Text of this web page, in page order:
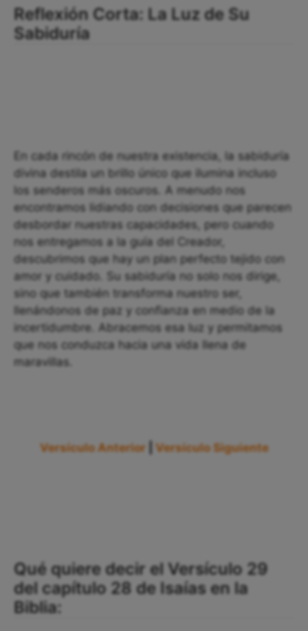
Reflexión Corta: La Luz de Su
Sabiduría
En cada rincón de nuestra existencia, la sabiduría
divina destila un brillo único que ilumina incluso
los senderos más oscuros. A menudo nos
encontramos lidiando con decisiones que parecen
desbordar nuestras capacidades, pero cuando
nos entregamos a la guía del Creador,
descubrimos que hay un plan perfecto tejido con
amor y cuidado. Su sabiduría no solo nos dirige,
sino que también transforma nuestro ser,
llenándonos de paz y confianza en medio de la
incertidumbre. Abracemos esa luz y permitamos
que nos conduzca hacia una vida llena de
maravillas.
Versículo Anterior Versículo Siguiente
Qué quiere decir el Versículo 29
del capítulo 28 de Isaías en la
Biblia: